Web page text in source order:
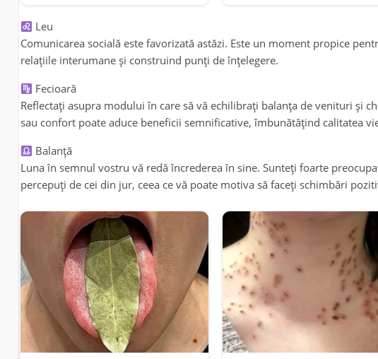
Leu
Comunicarea socială este favorizată astăzi. Este un moment propice
relațiile interumane și construind punți de înțelegere.
Fecioară
Reflectați asupra modului în care să vă echilibrați balanța de venituri și
sau confort poate aduce beneficii semnificative, îmbunătățind calitatea
Balanță
Luna în semnul vostru vă redă încrederea în sine. Sunteți foarte
percepuți de cei din jur, ceea ce vă poate motiva să faceți schimbări